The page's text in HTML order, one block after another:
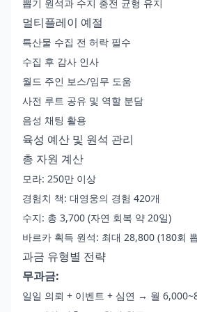
뽑기 원석과 수지 충전 균형 유지
멀티플레이 예절
특산물 수집 전 허락 필수
수집 후 감사 인사
월드 주인 보스/임무 도움
사전 루트 공유 및 역할 분담
음성 채팅 활용
육성 예산 및 원석 관리
총 자원 계산
모라: 250만 이상
경험치 책: 대영웅의 경험 420개
수지: 총 3,700 (자연 회복 약 20일)
바르카 획득 원석: 최대 28,800 (180회
과금 유형별 전략
무과금:
일일 의뢰 + 이벤트 + 심연 → 월